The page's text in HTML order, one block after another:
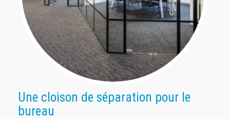
Une cloison de séparation pour le
bureau